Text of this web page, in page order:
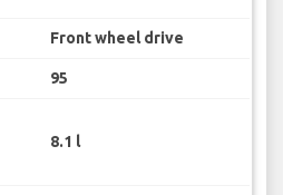
Front wheel drive
95
8.1 l